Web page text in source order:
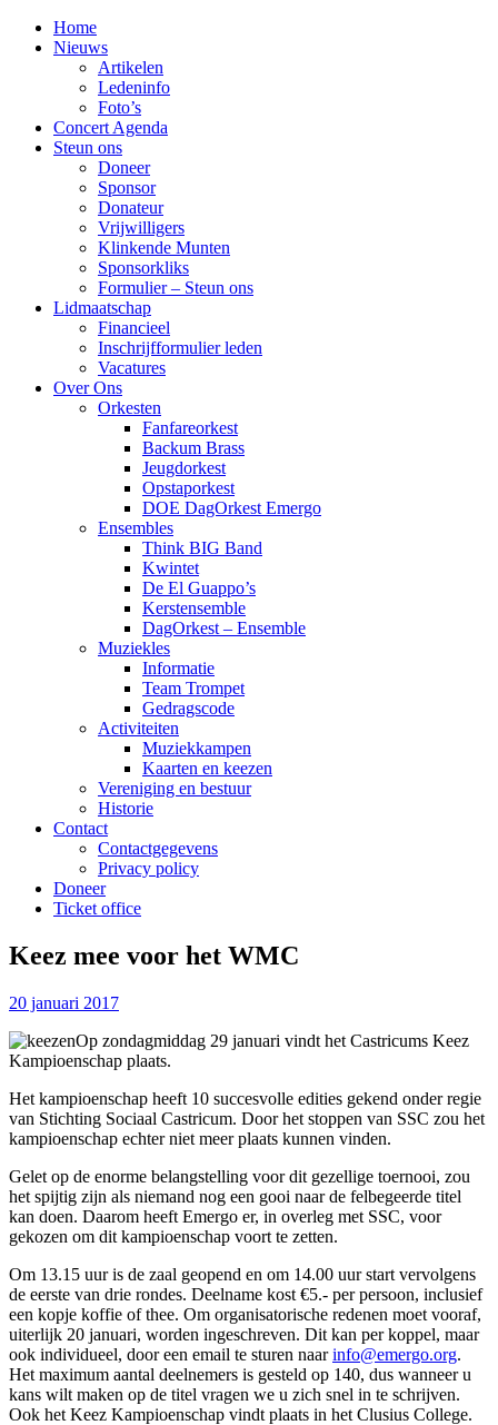
Home
Nieuws
Artikelen
Ledeninfo
Foto’s
Concert Agenda
Steun ons
Doneer
Sponsor
Donateur
Vrijwilligers
Klinkende Munten
Sponsorkliks
Formulier – Steun ons
Lidmaatschap
Financieel
Inschrijfformulier leden
Vacatures
Over Ons
Orkesten
Fanfareorkest
Backum Brass
Jeugdorkest
Opstaporkest
DOE DagOrkest Emergo
Ensembles
Think BIG Band
Kwintet
De El Guappo’s
Kerstensemble
DagOrkest – Ensemble
Muziekles
Informatie
Team Trompet
Gedragscode
Activiteiten
Muziekkampen
Kaarten en keezen
Vereniging en bestuur
Historie
Contact
Contactgegevens
Privacy policy
Doneer
Ticket office
Keez mee voor het WMC
20 januari 2017
Op zondagmiddag 29 januari vindt het Castricums Keez
Kampioenschap plaats.
Het kampioenschap heeft 10 succesvolle edities gekend onder regie
van Stichting Sociaal Castricum. Door het stoppen van SSC zou het
kampioenschap echter niet meer plaats kunnen vinden.
Gelet op de enorme belangstelling voor dit gezellige toernooi, zou
het spijtig zijn als niemand nog een gooi naar de felbegeerde titel
kan doen. Daarom heeft Emergo er, in overleg met SSC, voor
gekozen om dit kampioenschap voort te zetten.
Om 13.15 uur is de zaal geopend en om 14.00 uur start vervolgens
de eerste van drie rondes. Deelname kost €5.- per persoon, inclusief
een kopje koffie of thee. Om organisatorische redenen moet vooraf,
uiterlijk 20 januari, worden ingeschreven. Dit kan per koppel, maar
ook individueel, door een email te sturen naarinfo@emergo.org.
Het maximum aantal deelnemers is gesteld op 140, dus wanneer u
kans wilt maken op de titel vragen we u zich snel in te schrijven.
Ook het Keez Kampioenschap vindt plaats in het Clusius College.